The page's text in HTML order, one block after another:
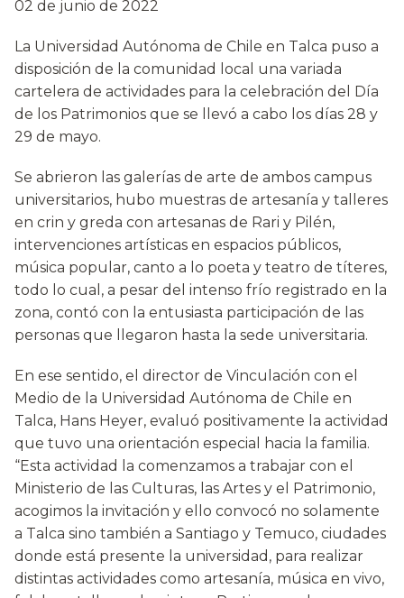
02 de junio de 2022
La Universidad Autónoma de Chile en Talca puso a
disposición de la comunidad local una variada
cartelera de actividades para la celebración del Día
de los Patrimonios que se llevó a cabo los días 28 y
29 de mayo.
Se abrieron las galerías de arte de ambos campus
universitarios, hubo muestras de artesanía y talleres
en crin y greda con artesanas de Rari y Pilén,
intervenciones artísticas en espacios públicos,
música popular, canto a lo poeta y teatro de títeres,
todo lo cual, a pesar del intenso frío registrado en la
zona, contó con la entusiasta participación de las
personas que llegaron hasta la sede universitaria.
En ese sentido, el director de Vinculación con el
Medio de la Universidad Autónoma de Chile en
Talca, Hans Heyer, evaluó positivamente la actividad
que tuvo una orientación especial hacia la familia.
“Esta actividad la comenzamos a trabajar con el
Ministerio de las Culturas, las Artes y el Patrimonio,
acogimos la invitación y ello convocó no solamente
a Talca sino también a Santiago y Temuco, ciudades
donde está presente la universidad, para realizar
distintas actividades como artesanía, música en vivo,